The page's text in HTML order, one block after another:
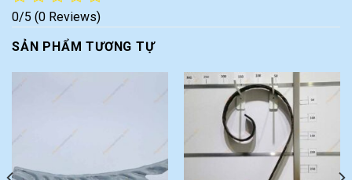
0/5 (0 Reviews)
SẢN PHẨM TƯƠNG TỰ